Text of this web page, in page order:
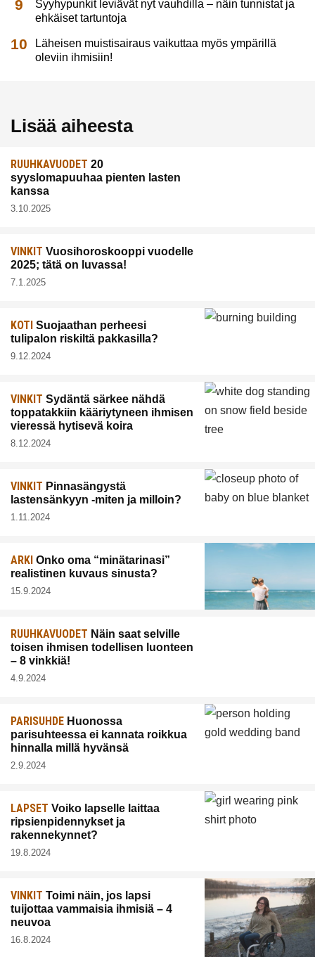
Syyhypunkit leviävät nyt vauhdilla – näin tunnistat ja
ehkäiset tartuntoja
Läheisen muistisairaus vaikuttaa myös ympärillä
oleviin ihmisiin!
Lisää aiheesta
RUUHKAVUODET 20
syyslomapuuhaa pienten lasten
kanssa
3.10.2025
VINKIT Vuosihoroskooppi vuodelle
2025; tätä on luvassa!
7.1.2025
KOTI Suojaathan perheesi
tulipalon riskiltä pakkasilla?
9.12.2024
VINKIT Sydäntä särkee nähdä
toppatakkiin kääriytyneen ihmisen
vieressä hytisevä koira
8.12.2024
VINKIT Pinnasängystä
lastensänkyyn -miten ja milloin?
1.11.2024
ARKI Onko oma “minätarinasi”
realistinen kuvaus sinusta?
15.9.2024
RUUHKAVUODET Näin saat selville
toisen ihmisen todellisen luonteen
– 8 vinkkiä!
4.9.2024
PARISUHDE Huonossa
parisuhteessa ei kannata roikkua
hinnalla millä hyvänsä
2.9.2024
LAPSET Voiko lapselle laittaa
ripsienpidennykset ja
rakennekynnet?
19.8.2024
VINKIT Toimi näin, jos lapsi
tuijottaa vammaisia ihmisiä – 4
neuvoa
16.8.2024